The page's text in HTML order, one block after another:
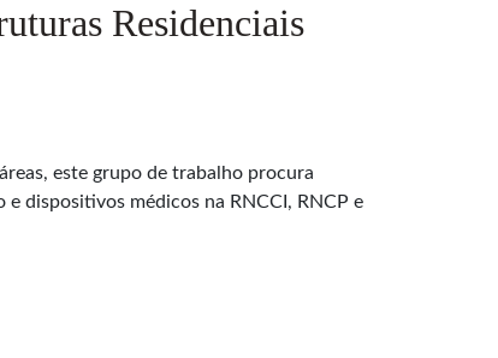
Residenciais
este grupo de trabalho procura
dispositivos médicos na RNCCI, RNCP e